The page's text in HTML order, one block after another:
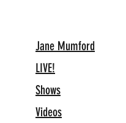
Jane Mumford
LIVE!
Shows
Videos